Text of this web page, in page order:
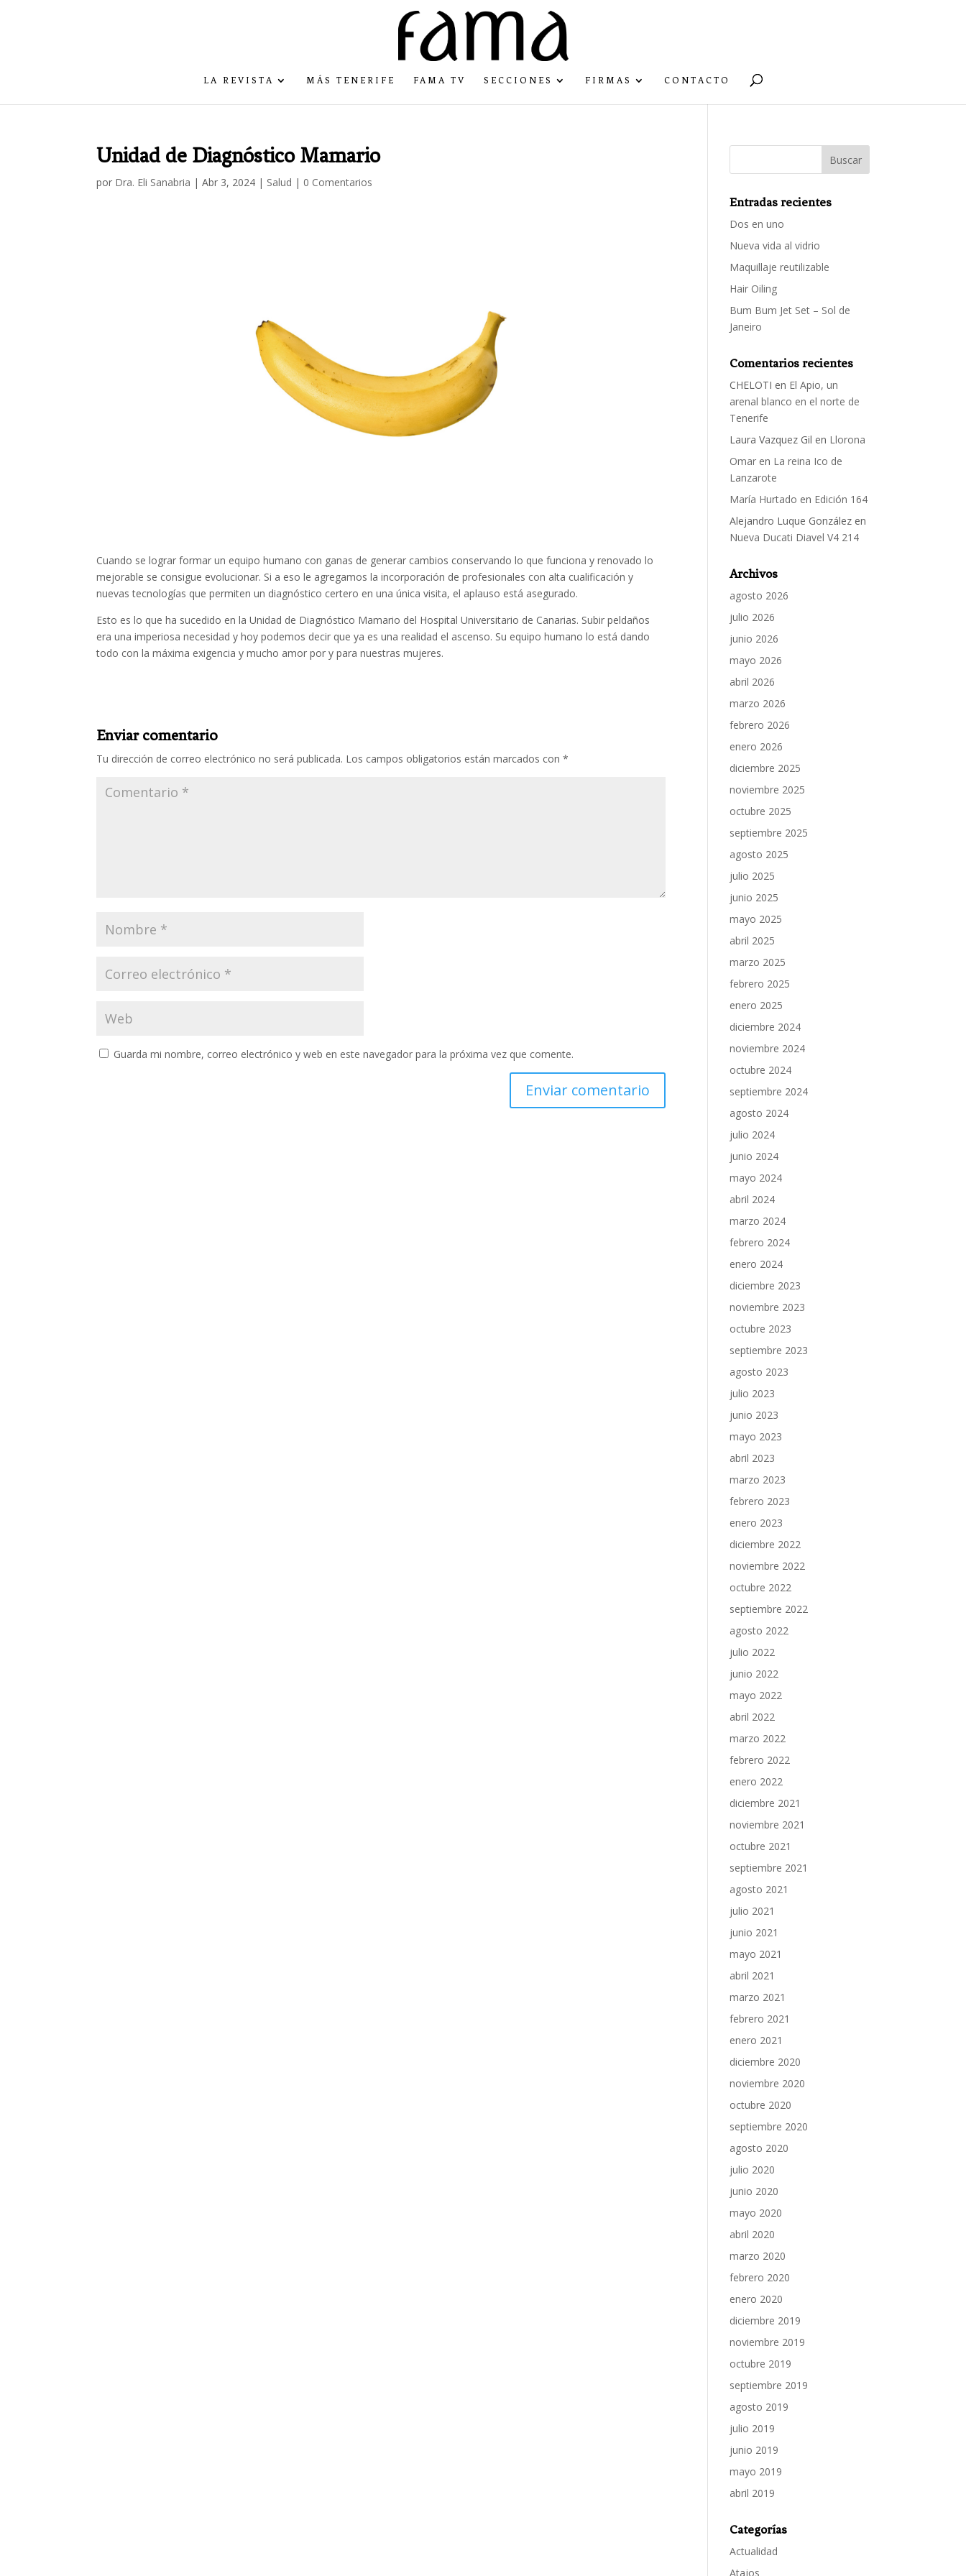
LA REVISTA MÁS TENERIFE FAMA TV SECCIONES FIRMAS CONTACTO
Unidad de Diagnóstico Mamario
por Dra. Eli Sanabria |Abr 3, 2024 | Salud | 0 Comentarios
Cuando se lograr formar un equipo humano con ganas de generar cambios conservando lo que funciona y renovado lo
mejorable se consigue evolucionar. Si a eso le agregamos la incorporación de profesionales con alta cualificación y
nuevas tecnologías que permiten un diagnóstico certero en una única visita, el aplauso está asegurado.
Esto es lo que ha sucedido en la Unidad de Diagnóstico Mamario del Hospital Universitario de Canarias. Subir peldaños
era una imperiosa necesidad y hoy podemos decir que ya es una realidad el ascenso. Su equipo humano lo está dando
todo con la máxima exigencia y mucho amor por y para nuestras mujeres.
Enviar comentario
Tu dirección de correo electrónico no será publicada. Los campos obligatorios están marcados con*
Guarda mi nombre, correo electrónico y web en este navegador para la próxima vez que comente.
Entradas recientes
Dos en uno
Nueva vida al vidrio
Maquillaje reutilizable
Hair Oiling
Bum Bum Jet Set – Sol de
Janeiro
Comentarios recientes
CHELOTI en El Apio, un
arenal blanco en el norte de
Tenerife
Laura Vazquez Gil en Llorona
Omar en La reina Ico de
Lanzarote
María Hurtado en Edición 164
Alejandro Luque González en
Nueva Ducati Diavel V4 214
Archivos
agosto 2026
julio 2026
junio 2026
mayo 2026
abril 2026
marzo 2026
febrero 2026
enero 2026
diciembre 2025
noviembre 2025
octubre 2025
septiembre 2025
agosto 2025
julio 2025
junio 2025
mayo 2025
abril 2025
marzo 2025
febrero 2025
enero 2025
diciembre 2024
noviembre 2024
octubre 2024
septiembre 2024
agosto 2024
julio 2024
junio 2024
mayo 2024
abril 2024
marzo 2024
febrero 2024
enero 2024
diciembre 2023
noviembre 2023
octubre 2023
septiembre 2023
agosto 2023
julio 2023
junio 2023
mayo 2023
abril 2023
marzo 2023
febrero 2023
enero 2023
diciembre 2022
noviembre 2022
octubre 2022
septiembre 2022
agosto 2022
julio 2022
junio 2022
mayo 2022
abril 2022
marzo 2022
febrero 2022
enero 2022
diciembre 2021
noviembre 2021
octubre 2021
septiembre 2021
agosto 2021
julio 2021
junio 2021
mayo 2021
abril 2021
marzo 2021
febrero 2021
enero 2021
diciembre 2020
noviembre 2020
octubre 2020
septiembre 2020
agosto 2020
julio 2020
junio 2020
mayo 2020
abril 2020
marzo 2020
febrero 2020
enero 2020
diciembre 2019
noviembre 2019
octubre 2019
septiembre 2019
agosto 2019
julio 2019
junio 2019
mayo 2019
abril 2019
Categorías
Actualidad
Atajos